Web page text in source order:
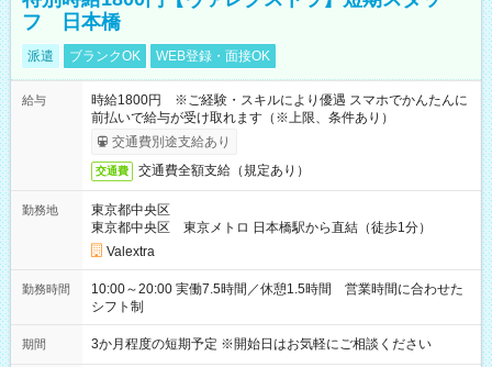
フ 日本橋
派遣 ブランクOK WEB登録・面接OK
給与
時給1800円 ※ご経験・スキルにより優遇 スマホでかんたんに
前払いで給与が受け取れます（※上限、条件あり）
交通費別途支給あり
交通費 交通費全額支給（規定あり）
勤務地
東京都中央区
東京都中央区 東京メトロ 日本橋駅から直結（徒歩1分）
Valextra
勤務時間
10:00～20:00 実働7.5時間／休憩1.5時間 営業時間に合わせた
シフト制
期間 3か月程度の短期予定 ※開始日はお気軽にご相談ください